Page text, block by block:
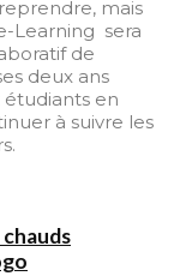
mais
Learning sera
de
deux ans
étudiants en
à suivre les